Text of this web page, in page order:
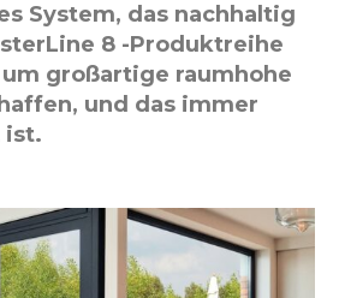
System, das nachhaltig
8 -Produktreihe
großartige raumhohe
und das immer
ist.